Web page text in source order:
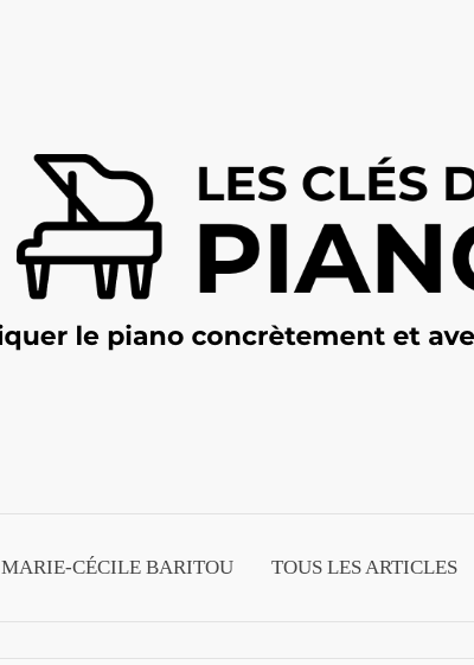
MARIE-CÉCILE BARITOU TOUS LES ARTICLES